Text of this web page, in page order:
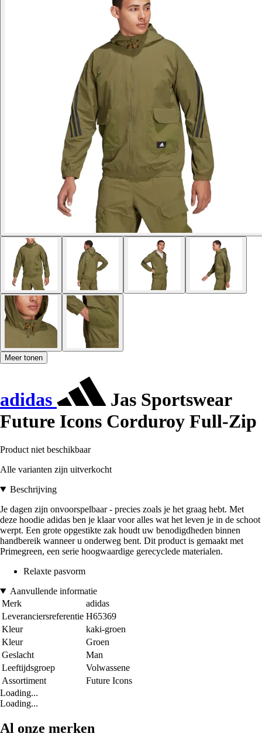
Meer tonen
adidas
Jas Sportswear
Future Icons Corduroy Full-Zip
Product niet beschikbaar
Alle varianten zijn uitverkocht
Beschrijving
Je dagen zijn onvoorspelbaar - precies zoals je het graag hebt. Met
deze hoodie adidas ben je klaar voor alles wat het leven je in de schoot
werpt. Een grote opgestikte zak houdt uw benodigdheden binnen
handbereik wanneer u onderweg bent. Dit product is gemaakt met
Primegreen, een serie hoogwaardige gerecyclede materialen.
Relaxte pasvorm
Aanvullende informatie
Merk
adidas
Leveranciersreferentie H65369
Kleur
kaki-groen
Kleur
Groen
Geslacht
Man
Leeftijdsgroep
Volwassene
Assortiment
Future Icons
Loading...
Loading...
Al onze merken